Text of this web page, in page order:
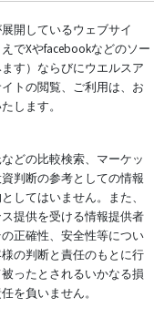
開しているウェブサイ
でXやfacebookなどのソー
す）ならびにウエルスア
トの閲覧、ご利用は、お
します。
どの比較検索、マーケッ
判断の参考としての情報
してはいません。また、
提供を受ける情報提供者
正確性、安全性等につい
の判断と責任のもとに行
ったとされるいかなる損
を負いません。